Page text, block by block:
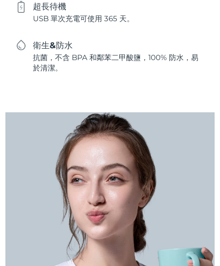
超長待機
USB 單次充電可使用 365 天。
衛生&防水
抗菌，不含 BPA 和鄰苯二甲酸鹽，100% 防水，易
於清潔。